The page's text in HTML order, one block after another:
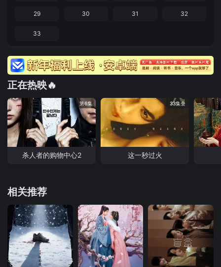
29 30 31 32
33
正在热映🔥
第6集
杀人者的购物中心2
33集全
这一秒过火
相关推荐